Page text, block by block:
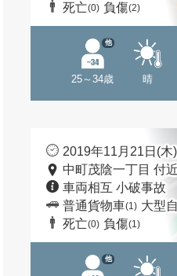
死亡(0) 負傷(2)
25～34歳
他
晴
2019年11月21日(木
中町茂陰一丁目 付
車両相互 小破事故
普通貨物車(1) 大型
死亡(0) 負傷(1)
他